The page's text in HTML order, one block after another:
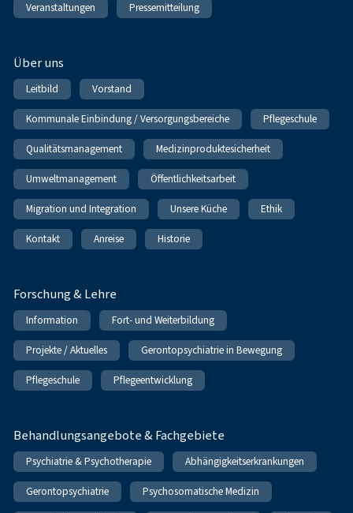
Veranstaltungen Pressemitteilung
Über uns
Leitbild Vorstand
Kommunale Einbindung / Versorgungsbereiche Pflegeschule
Qualitätsmanagement Medizinproduktesicherheit
Umweltmanagement Öffentlichkeitsarbeit
Migration und Integration Unsere Küche Ethik
Kontakt Anreise Historie
Forschung & Lehre
Information Fort- und Weiterbildung
Projekte / Aktuelles Gerontopsychiatrie in Bewegung
Pflegeschule Pflegeentwicklung
Behandlungsangebote & Fachgebiete
Psychiatrie & Psychotherapie Abhängigkeitserkrankungen
Gerontopsychiatrie Psychosomatische Medizin